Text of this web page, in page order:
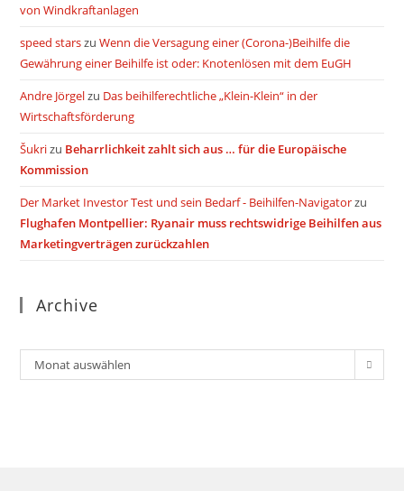
von Windkraftanlagen
speed starszuWenn die Versagung einer (Corona-)Beihilfe die
Gewährung einer Beihilfe ist oder: Knotenlösen mit dem EuGH
Andre Jörgelzu Das beihilferechtliche „Klein-Klein“ in der
Wirtschaftsförderung
Šukrizu Beharrlichkeit zahlt sich aus … für die Europäische
Kommission
Der Market Investor Test und sein Bedarf - Beihilfen-Navigatorzu
Flughafen Montpellier: Ryanair muss rechtswidrige Beihilfen aus
Marketingverträgen zurückzahlen
Archive
Archiv
Monat auswählen